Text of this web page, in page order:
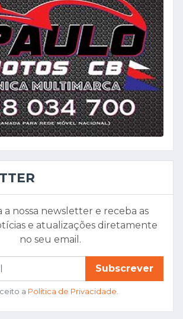
a nossa newsletter e receba as
e atualizações diretamente
no seu email.
Subscrever
a Política de Privacidade.